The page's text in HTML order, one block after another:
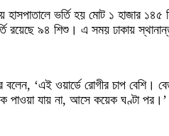
হাসপাতালে ভর্তি হয় মোট ১ হাজার
রয়েছে ৯৪ শিশু। এ সময় ঢাকায়
‘এই ওয়ার্ডে রোগীর চাপ বেশি।
পাওয়া যায় না, আসে কয়েক ঘণ্টা পর।’